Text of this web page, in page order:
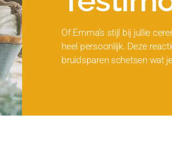
Of Emma’s stijl bij jullie
heel persoonlijk. Deze
bruidsparen schetsen wat